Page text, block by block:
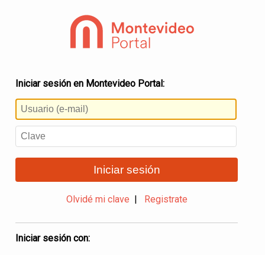
Iniciar sesión en Montevideo Portal:
Iniciar sesión
Olvidé mi clave Registrate
Iniciar sesión con: